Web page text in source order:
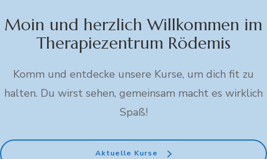
Moin und herzlich Willkommen im
Therapiezentrum Rödemis
Komm und entdecke unsere Kurse, um dich fit zu
halten. Du wirst sehen, gemeinsam macht es wirklich
Spaß!
Aktuelle Kurse